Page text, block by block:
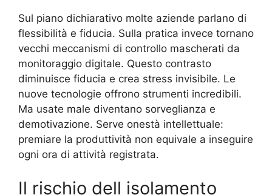
Sul piano dichiarativo molte aziende parlano di
flessibilità e fiducia. Sulla pratica invece tornano
vecchi meccanismi di controllo mascherati da
monitoraggio digitale. Questo contrasto
diminuisce fiducia e crea stress invisibile. Le
nuove tecnologie offrono strumenti incredibili.
Ma usate male diventano sorveglianza e
demotivazione. Serve onestà intellettuale:
premiare la produttività non equivale a inseguire
ogni ora di attività registrata.
Il rischio dell isolamento